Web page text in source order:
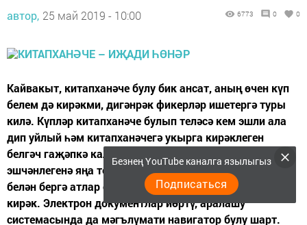
автор, 25 май 2019 - 10:00 6773 0 0
Кайвакыт, китапханәче булу бик ансат, аның өчен күп
белем дә кирәкми, дигәнрәк фикерләр ишетергә туры
килә. Күпләр китапханәче булып теләсә кем эшли ала
дип уйлый һәм китапханәчегә укырга кирәклеген
белгәч гаҗәпкә калалар. Хәзер китапханәләр
эшчәнлегенә яңа технологияләр үтеп керә. Замана
белән бергә атлар өчен “укырга, укырга һәм укырга”
кирәк. Электрон документлар йөртү, аралашу
системасында да мәгълүмати навигатор булу шарт.
Безнең YouTube каналга язылыгыз
Подписаться